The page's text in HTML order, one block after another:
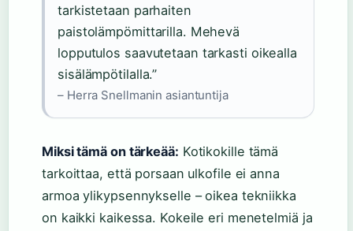
tarkistetaan parhaiten
paistolämpömittarilla. Mehevä
lopputulos saavutetaan tarkasti oikealla
sisälämpötilalla.”
– Herra Snellmanin asiantuntija
Miksi tämä on tärkeää: Kotikokille tämä
tarkoittaa, että porsaan ulkofile ei anna
armoa ylikypsennykselle – oikea tekniikka
on kaikki kaikessa. Kokeile eri menetelmiä ja